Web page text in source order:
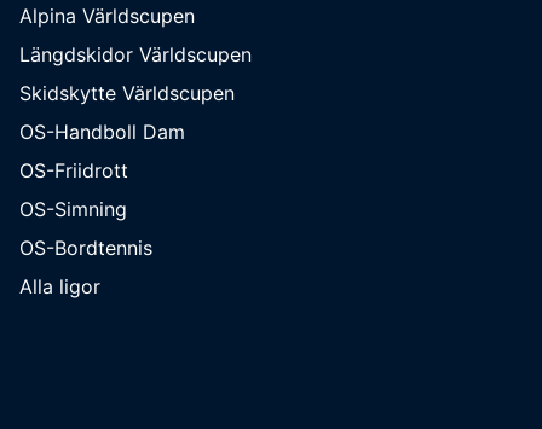
Alpina Världscupen
Längdskidor Världscupen
Skidskytte Världscupen
OS-Handboll Dam
OS-Friidrott
OS-Simning
OS-Bordtennis
Alla ligor